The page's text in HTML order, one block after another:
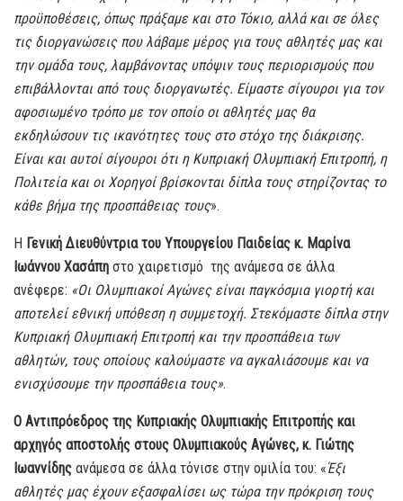
προϋποθέσεις, όπως πράξαμε και στο Τόκιο, αλλά και σε όλες
τις διοργανώσεις που λάβαμε μέρος για τους αθλητές μας και
την ομάδα τους, λαμβάνοντας υπόψιν τους περιορισμούς που
επιβάλλονται από τους διοργανωτές. Είμαστε σίγουροι για τον
αφοσιωμένο τρόπο με τον οποίο οι αθλητές μας θα
εκδηλώσουν τις ικανότητες τους στο στόχο της διάκρισης.
Είναι και αυτοί σίγουροι ότι η Κυπριακή Ολυμπιακή Επιτροπή, η
Πολιτεία και οι Χορηγοί βρίσκονται δίπλα τους στηρίζοντας το
κάθε βήμα της προσπάθειας τους».
Η Γενική Διευθύντρια του Υπουργείου Παιδείας κ. Μαρίνα
Ιωάννου Χασάπη στο χαιρετισμό της ανάμεσα σε άλλα
ανέφερε: «Οι Ολυμπιακοί Αγώνες είναι παγκόσμια γιορτή και
αποτελεί εθνική υπόθεση η συμμετοχή. Στεκόμαστε δίπλα στην
Κυπριακή Ολυμπιακή Επιτροπή και την προσπάθεια των
αθλητών, τους οποίους καλούμαστε να αγκαλιάσουμε και να
ενισχύσουμε την προσπάθεια τους».
Ο Αντιπρόεδρος της Κυπριακής Ολυμπιακής Επιτροπής και
αρχηγός αποστολής στους Ολυμπιακούς Αγώνες, κ. Γιώτης
Ιωαννίδης ανάμεσα σε άλλα τόνισε στην ομιλία του: «Έξι
αθλητές μας έχουν εξασφαλίσει ως τώρα την πρόκριση τους